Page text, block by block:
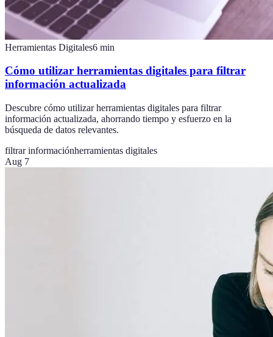
Herramientas Digitales6 min
Cómo utilizar herramientas digitales para filtrar
información actualizada
Descubre cómo utilizar herramientas digitales para filtrar
información actualizada, ahorrando tiempo y esfuerzo en la
búsqueda de datos relevantes.
filtrar informaciónherramientas digitales
Aug 7